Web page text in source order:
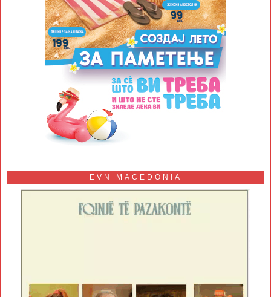
EVN MACEDONIA